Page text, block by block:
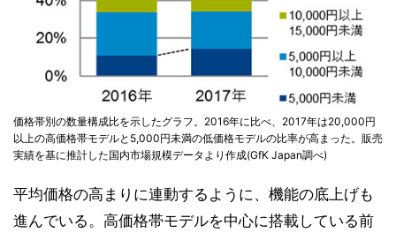
価格帯別の数量構成比を示したグラフ。2016年に比べ、2017年は20,000円
以上の高価格帯モデルと5,000円未満の低価格モデルの比率が高まった。販売
実績を基に推計した国内市場規模データより作成(GfK Japan調べ)
平均価格の高まりに連動するように、機能の底上げも
進んでいる。高価格帯モデルを中心に搭載している前